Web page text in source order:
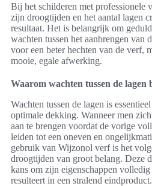
Bij het schilderen met professionele
zijn droogtijden en het aantal lagen
resultaat. Het is belangrijk om
wachten tussen het aanbrengen van
voor een beter hechten van de verf,
mooie, egale afwerking.
Waarom wachten tussen de lagen
Wachten tussen de lagen is
optimale dekking. Wanneer men
aan te brengen voordat de vorige
leiden tot een oneven en
gebruik van Wijzonol verf is het
droogtijden van groot belang. Deze
kans om zijn eigenschappen
resulteert in een stralend eindproduct.